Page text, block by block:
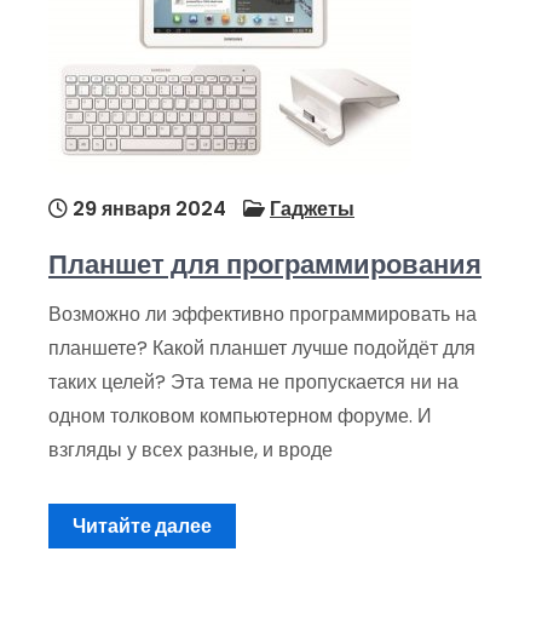
29 января 2024 Гаджеты
Планшет для программирования
Возможно ли эффективно программировать на
планшете? Какой планшет лучше подойдёт для
таких целей? Эта тема не пропускается ни на
одном толковом компьютерном форуме. И
взгляды у всех разные, и вроде
Читайте далее